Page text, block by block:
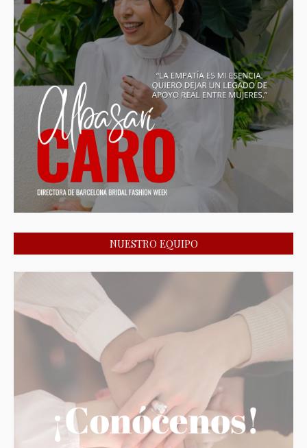
NUESTRO EQUIPO